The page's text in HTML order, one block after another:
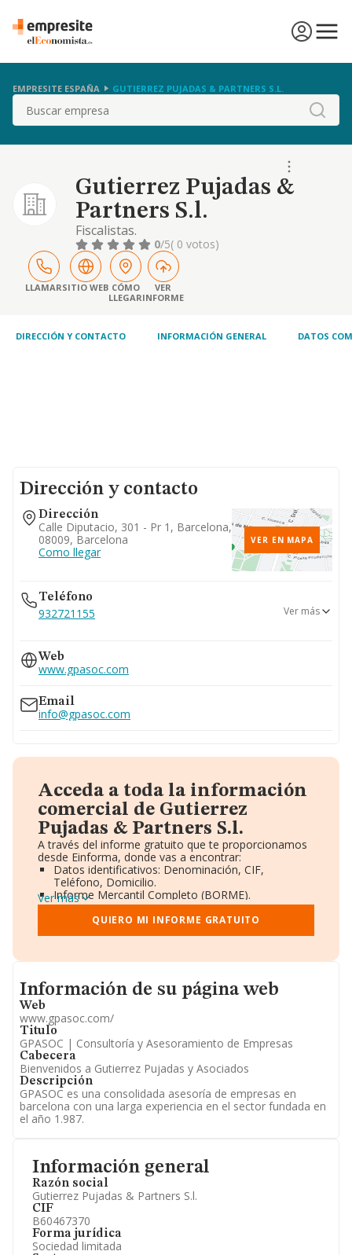
EMPRESITE ESPAÑA GUTIERREZ PUJADAS & PARTNERS S.L.
Buscar
Gutierrez Pujadas &
Partners S.l.
Fiscalistas.
0/5( 0 votos)
LLAMARSITIO WEB CÓMO
LLEGAR
VER
INFORME
DIRECCIÓN Y CONTACTO INFORMACIÓN GENERAL DATOS
Información general
Razón social
Gutierrez Pujadas & Partners S.l.
CIF
B60467370
Forma jurídica
Sociedad limitada
Dirección y contacto
Dirección
Calle Diputacio, 301 - Pr 1, Barcelona,
08009, Barcelona
Como llegar
VER EN MAPA
Teléfono
932721155
931909822
Ver más
Web
www.gpasoc.com
Email
info@gpasoc.com
Acceda a toda la información
comercial de Gutierrez
Pujadas & Partners S.l.
A través del informe gratuito que te proporcionamos
desde Einforma, donde vas a encontrar:
Datos identificativos: Denominación, CIF,
Teléfono, Domicilio.
Informe Mercantil Completo (BORME).
Gráficos de Evolución Ventas y Empleados.
Consejo de Administración y Administradores.
Directivos y Ejecutivos.
Información oficial y registral complementaria.
Ver más
QUIERO MI INFORME GRATUITO
Informacion de su página web
Información de su página web
Web
www.gpasoc.com/
Titulo
GPASOC | Consultoría y Asesoramiento de Empresas
Cabecera
Bienvenidos a Gutierrez Pujadas y Asociados
Descripción
GPASOC es una consolidada asesoría de empresas en
barcelona con una larga experiencia en el sector fundada en
el año 1.987.